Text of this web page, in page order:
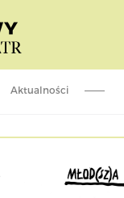
Aktualności